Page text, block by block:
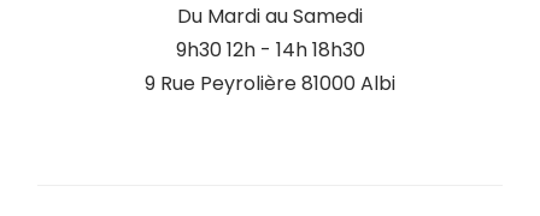
Du Mardi au Samedi
9h30 12h - 14h 18h30
9 Rue Peyrolière 81000 Albi